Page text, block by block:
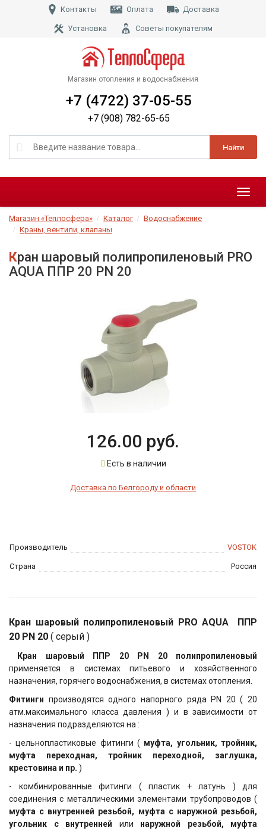
Контакты Оплата Доставка
Установка Советы покупателям
Магазин отопления и водоснабжения
Найти
+7 (4722) 37-05-55
+7 (908) 782-65-65
Меню
Магазин «Теплосфера» Каталог
Водоснабжение
Краны, вентили, клапаны
Кран шаровый полипропиленовый PRO
AQUA ППР 20 PN 20
Производитель VOSTOK
Страна Россия
126.00 руб.
Есть в наличии
Доставка по Белгороду и области
Кран шаровый полипропиленовый PRO AQUA ППР
20 PN 20 ( серый )
Кран шаровый ППР 20 PN 20
полипропиленовый
применяется в системах питьевого и хозяйственного
назначения, горячего водоснабжения, в системах отопления.
Фитинги производятся одного напорного ряда PN 20 ( 20
атм.максимального класса давления ) и в зависимости от
назначения подразделяются на :
- цельнопластиковые фитинги ( муфта, угольник, тройник,
муфта переходная, тройник переходной, заглушка,
крестовина и пр. )
- комбинированные фитинги ( пластик + латунь ) для
соединения с металлическими элементами трубопроводов (
муфта с внутренней резьбой, муфта с наружной резьбой,
угольник с внутренней или наружной резьбой, муфта